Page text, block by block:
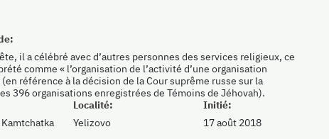
Localité:
Yelizovo
il a célébré avec d’autres personnes des services religieux, ce
comme « l’organisation de l’activité d’une organisation
référence à la décision de la Cour suprême russe sur la
396 organisations enregistrées de Témoins de Jéhovah).
Initié:
17 août 2018